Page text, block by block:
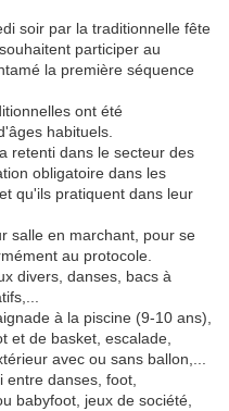
soir par la traditionnelle fête
participer au
la première séquence
ont été
habituels.
retenti dans le secteur des
obligatoire dans les
qu'ils pratiquent dans leur
salle en marchant, pour se
au protocole.
divers, danses, bacs à
à la piscine (9-10 ans),
et de basket, escalade,
avec ou sans ballon,...
entre danses, foot,
babyfoot, jeux de société,